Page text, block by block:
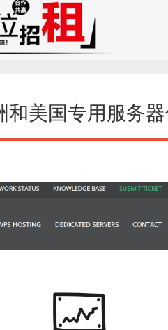
美国专用服务